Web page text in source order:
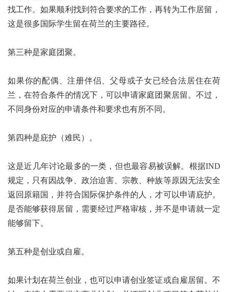
找工作。如果顺利找到符合要求的工作，再转为工作居留，
这是很多国际学生留在荷兰的主要路径。
第三种是家庭团聚。
如果你的配偶、注册伴侣、父母或子女已经合法居住在荷
兰，在符合条件的情况下，可以申请家庭团聚居留。不过，
不同身份对应的申请条件和要求也有所不同。
第四种是庇护（难民）。
这是近几年讨论最多的一类，但也最容易被误解。根据IND
规定，只有因战争、政治迫害、宗教、种族等原因无法安全
返回原籍国，并符合国际保护条件的人，才可以申请庇护。
是否能够获得居留，需要经过严格审核，并不是申请就一定
能够留下。
第五种是创业或自雇。
如果计划在荷兰创业，也可以申请创业签证或自雇居留。不